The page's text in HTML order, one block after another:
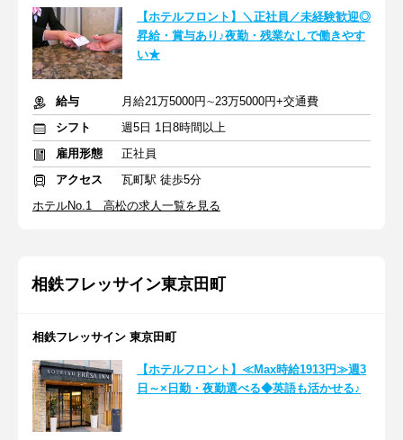
【ホテルフロント】＼正社員／未経験歓迎◎
昇給・賞与あり♪夜勤・残業なしで働きやす
い★
給与
月給21万5000円∼23万5000円+交通費
シフト
週5日 1日8時間以上
雇用形態
正社員
アクセス
瓦町駅 徒歩5分
ホテルNo.1 高松の求人一覧を見る
相鉄フレッサイン東京田町
相鉄フレッサイン 東京田町
【ホテルフロント】≪Max時給1913円≫週3
日～×日勤・夜勤選べる◆英語も活かせる♪